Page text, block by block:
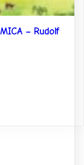
– Rudolf